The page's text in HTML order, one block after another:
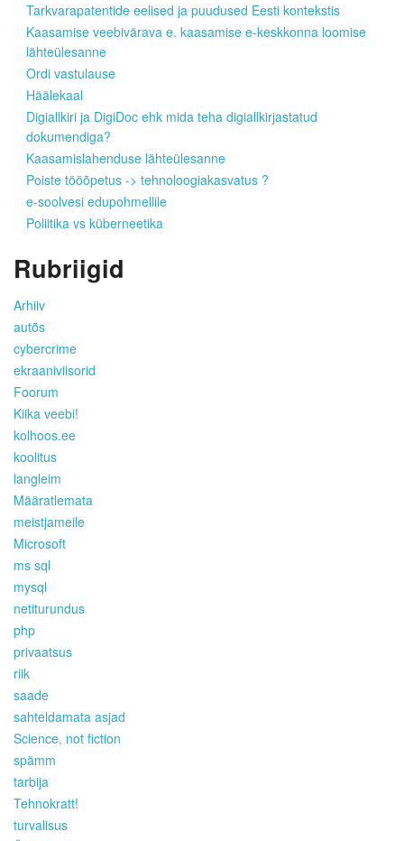
Tarkvarapatentide eelised ja puudused Eesti kontekstis
Kaasamise veebivärava e. kaasamise e-keskkonna loomise
lähteülesanne
Ordi vastulause
Häälekaal
Digiallkiri ja DigiDoc ehk mida teha digiallkirjastatud
dokumendiga?
Kaasamislahenduse lähteülesanne
Poiste tööõpetus -> tehnoloogiakasvatus ?
e-soolvesi edupohmellile
Poliitika vs küberneetika
Rubriigid
Arhiiv
autõs
cybercrime
ekraaniviisorid
Foorum
Kiika veebi!
kolhoos.ee
koolitus
langleim
Määratlemata
meistjameile
Microsoft
ms sql
mysql
netiturundus
php
privaatsus
riik
saade
sahteldamata asjad
Science, not fiction
spämm
tarbija
Tehnokratt!
turvalisus